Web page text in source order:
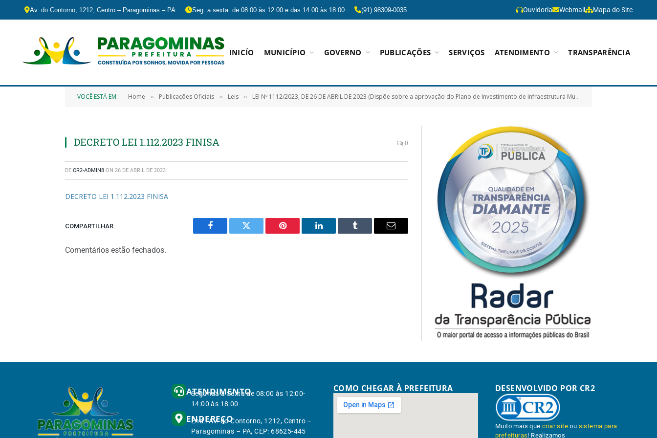
Av. do Contorno, 1212, Centro – Paragominas – PA Seg. a sexta. de 08:00 às 12:00 e das 14:00 às 18:00 (91) 98309-0035 Ouvidoria Webmail Mapa do Site
INICÍO MUNICÍPIO GOVERNO PUBLICAÇÕES SERVIÇOS ATENDIMENTO TRANSPARÊNCIA
VOCÊ ESTÁ EM: Home » Publicações Oficiais » Leis » LEI Nº 1112/2023, DE 26 DE ABRIL DE 2023 (Dispõe sobre a aprovação do Plano de Investimento de Infraestrutura Municipal para execução de saldo remanescente de operações de crédito no âmbito do Programa FINISA – Financiamento à Infraestrutura e ao Saneamento já autorizado pela Lei Municipal n. 999/2019)
DECRETO LEI 1.112.2023 FINISA 0
DE CR2-ADMIN8 ON 26 DE ABRIL DE 2023
DECRETO LEI 1.112.2023 FINISA
COMPARTILHAR.
Facebook Twitter Pinterest LinkedIn Tumblr Email
Comentários estão fechados.
ATENDIMENTO
Segunda à Sexta de 08:00 às 12:00-
14:00 às 18:00
ENDEREÇO
End.: Av. do Contorno, 1212, Centro –
Paragominas – PA, CEP: 68625-445
COMO CHEGAR À PREFEITURA DESENVOLVIDO POR CR2
Muito mais quecriar site ou sistema para
prefeituras! Realizamos